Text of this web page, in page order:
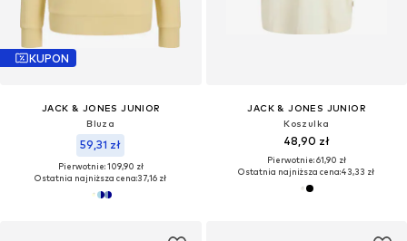
KUPON
JACK & JONES JUNIOR
Bluza
59,31 zł
Pierwotnie: 109,90 zł
Ostatnia najniższa cena:37,16 zł
JACK & JONES JUNIOR
Koszulka
48,90 zł
Pierwotnie: 61,90 zł
Ostatnia najniższa cena:43,33 zł